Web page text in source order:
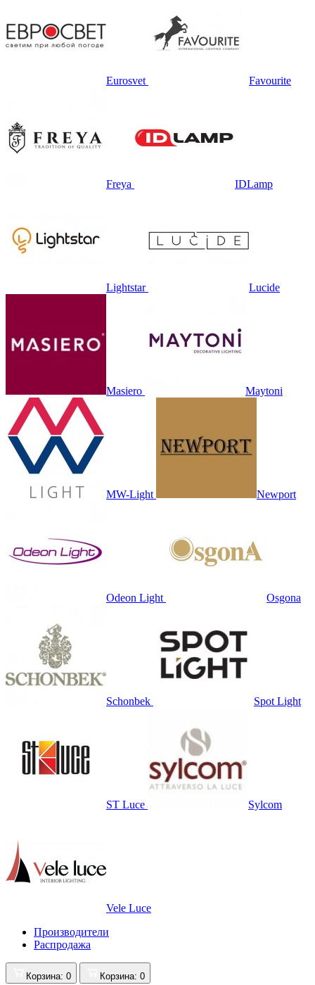
Eurosvet Favourite
Freya IDLamp
Lightstar Lucide
Masiero Maytoni
MW-Light Newport
Odeon Light Osgona
Schonbek Spot Light
ST Luce Sylcom
Vele Luce
Производители
Распродажа
Корзина: 0 Корзина: 0